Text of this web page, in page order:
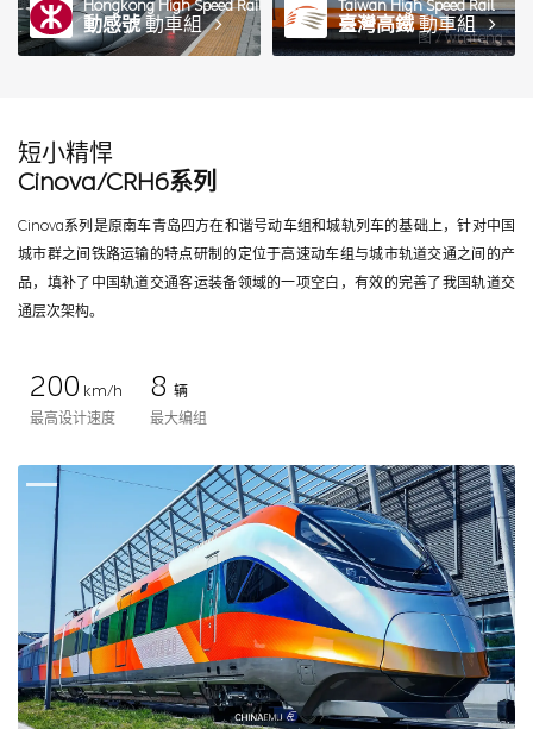
Hongkong High Speed Rail
動感號動車組
图 / wmteng
Taiwan High Speed Rail
臺灣高鐵動車組
短小精悍
Cinova/CRH6系列
Cinova系列是原南车青岛四方在和谐号动车组和城轨列车的基础上，针对中国
城市群之间铁路运输的特点研制的定位于高速动车组与城市轨道交通之间的产
品，填补了中国轨道交通客运装备领域的一项空白，有效的完善了我国轨道交
通层次架构。
200 km/h
最高设计速度
8 辆
最大编组